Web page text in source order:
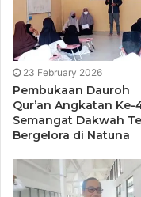
Di Pulau Sekatung
sembako dan
tersebut kepada
peninjau pos dan
Kegiatan dilanjutkan
Pulau Lautuntuk
23 February 2026
Pembukaan Dauroh
Qur’an Angkatan Ke-
Semangat Dakwah
Bergelora di Natuna